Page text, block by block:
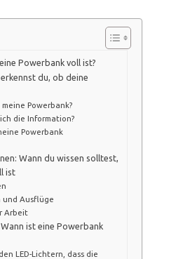
Powerbank voll ist?
du, ob deine
Powerbank?
die Information?
Powerbank
Wann du wissen solltest,
ist
Ausflüge
Arbeit
ist eine Powerbank
LED-Lichtern, dass die